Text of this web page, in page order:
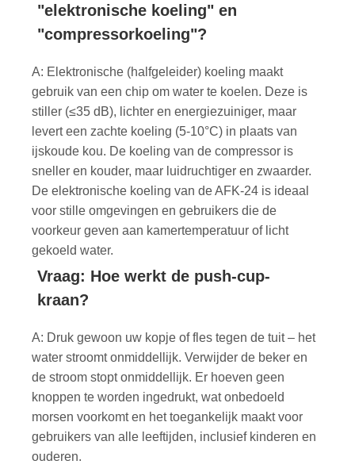
"elektronische koeling" en
"compressorkoeling"?
A: Elektronische (halfgeleider) koeling maakt
gebruik van een chip om water te koelen. Deze is
stiller (≤35 dB), lichter en energiezuiniger, maar
levert een zachte koeling (5-10°C) in plaats van
ijskoude kou. De koeling van de compressor is
sneller en kouder, maar luidruchtiger en zwaarder.
De elektronische koeling van de AFK‑24 is ideaal
voor stille omgevingen en gebruikers die de
voorkeur geven aan kamertemperatuur of licht
gekoeld water.
Vraag: Hoe werkt de push-cup-
kraan?
A: Druk gewoon uw kopje of fles tegen de tuit – het
water stroomt onmiddellijk. Verwijder de beker en
de stroom stopt onmiddellijk. Er hoeven geen
knoppen te worden ingedrukt, wat onbedoeld
morsen voorkomt en het toegankelijk maakt voor
gebruikers van alle leeftijden, inclusief kinderen en
ouderen.